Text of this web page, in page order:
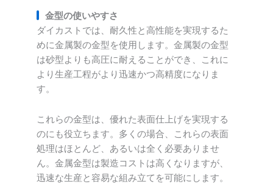
金型の使いやすさ
ダイカストでは、耐久性と高性能を実現するた
めに金属製の金型を使用します。金属製の金型
は砂型よりも高圧に耐えることができ、これに
より生産工程がより迅速かつ高精度になりま
す。
これらの金型は、優れた表面仕上げを実現する
のにも役立ちます。多くの場合、これらの表面
処理はほとんど、あるいは全く必要ありませ
ん。金属金型は製造コストは高くなりますが、
迅速な生産と容易な組み立てを可能にします。